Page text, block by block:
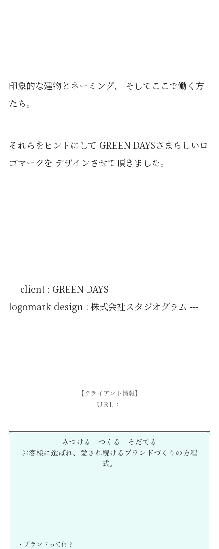
印象的な建物とネーミング、 そしてここで働く方
たち。
それらをヒントにして GREEN DAYSさまらしいロ
ゴマークを デザインさせて頂きました。
--- client : GREEN DAYS
logomark design : 株式会社スタジオグラム ---
【クライアント情報】
URL：
みつける つくる そだてる
お客様に選ばれ、愛され続けるブランドづくりの方程
式。
・ブランドって何？